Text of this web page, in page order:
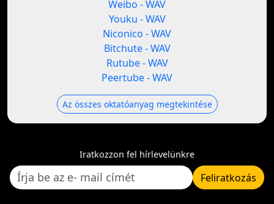
Weibo - WAV
Youku - WAV
Niconico - WAV
Bitchute - WAV
Rutube - WAV
Peertube - WAV
Az összes oktatóanyag megtekintése
Iratkozzon fel hírlevelünkre
Feliratkozás